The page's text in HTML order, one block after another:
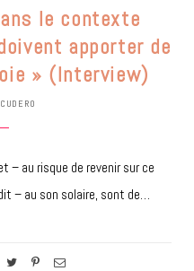
le contexte
apporter de
» (Interview)
– au risque de revenir sur ce
– au son solaire, sont de…